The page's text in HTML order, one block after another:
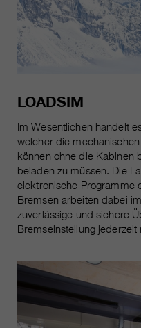
LOADSIM
Im Wesentlichen handelt
welcher die
können ohne die Kabinen
beladen zu müssen. Die
elektronische Programme
Bremsen arbeiten dabei
zuverlässige und sichere
Bremseinstellung jederzeit